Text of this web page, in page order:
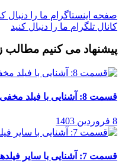
صفحه اینستاگرام ما را دنبال
کانال تلگرام ما را دنبال کنید
پیشنهاد می کنیم مطالب
قسمت 8: آشنایی با فیلد مخفی و برگه در گرویتی فرم
8 فروردین 1403
قسمت 7: آشنایی با سایر فیلدهای استاندارد در گرویتی فرم